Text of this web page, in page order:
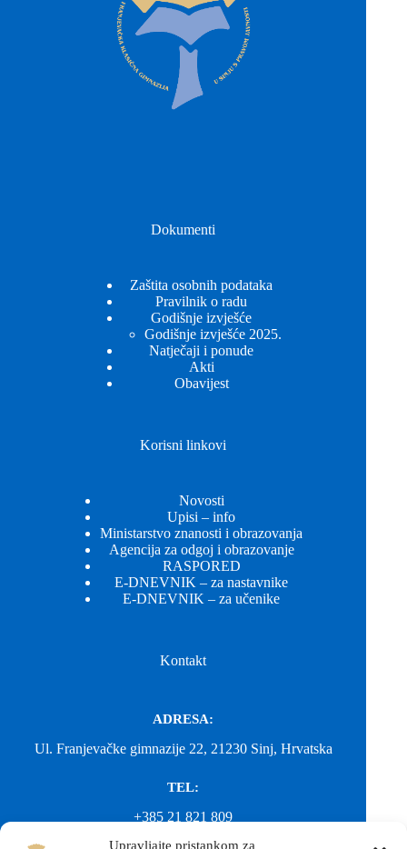
Upravljajte pristankom za
Dokumenti
Zaštita osobnih podataka
Pravilnik o radu
Godišnje izvješće
Godišnje izvješće 2025.
Natječaji i ponude
Akti
Obavijest
Korisni linkovi
Novosti
Upisi – info
Ministarstvo znanosti i obrazovanja
Agencija za odgoj i obrazovanje
RASPORED
E-DNEVNIK – za nastavnike
E-DNEVNIK – za učenike
Kontakt
ADRESA:
Ul. Franjevačke gimnazije 22, 21230 Sinj, Hrvatska
TEL:
+385 21 821 809